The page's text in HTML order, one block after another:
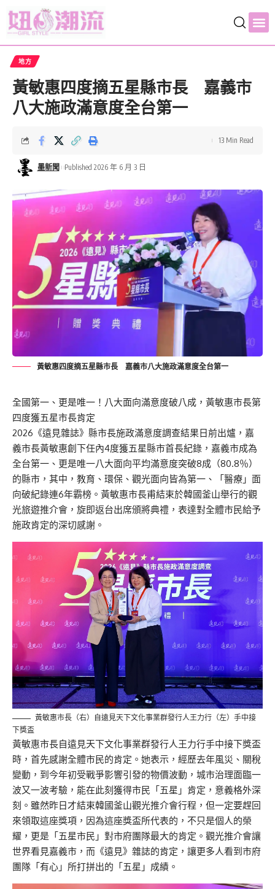
地方
黃敏惠四度摘五星縣市長 嘉義市
八大施政滿意度全台第一
墨新聞 Published 2026 年 6 月 3 日
13 Min Read
黃敏惠四度摘五星縣市長 嘉義市八大施政滿意度全台第一
全國第一、更是唯一！八大面向滿意度破八成，黃敏惠市長第
四度獲五星市長肯定
2026《遠見雜誌》縣市長施政滿意度調查結果日前出爐，嘉
義市長黃敏惠創下任內4度獲五星縣市首長紀錄，嘉義市成為
全台第一、更是唯一八大面向平均滿意度突破8成（80.8％）
的縣市，其中，教育、環保、觀光面向皆為第一、「醫療」面
向破紀錄連6年霸榜。黃敏惠市長甫結束於韓國釜山舉行的觀
光旅遊推介會，旋即返台出席頒將典禮，表達對全體市民給予
施政肯定的深切感謝。
黃敏惠市長（右）自遠見天下文化事業群發行人王力行（左）手中接
下獎盃
黃敏惠市長自遠見天下文化事業群發行人王力行手中接下獎盃
時，首先感謝全體市民的肯定。她表示，經歷去年風災、關稅
變動，到今年初受戰爭影響引發的物價波動，城市治理面臨一
波又一波考驗，能在此刻獲得市民「五星」肯定，意義格外深
刻。雖然昨日才結束韓國釜山觀光推介會行程，但一定要趕回
來領取這座獎項，因為這座獎盃所代表的，不只是個人的榮
耀，更是「五星市民」對市府團隊最大的肯定。觀光推介會讓
世界看見嘉義市，而《遠見》雜誌的肯定，讓更多人看到市府
團隊「有心」所打拼出的「五星」成績。